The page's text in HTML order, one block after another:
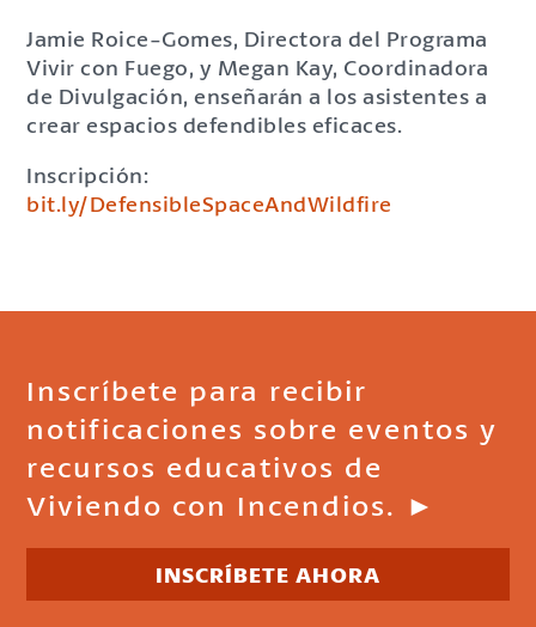
Jamie Roice-Gomes, Directora del Programa
Vivir con Fuego, y Megan Kay, Coordinadora
de Divulgación, enseñarán a los asistentes a
crear espacios defendibles eficaces.
Inscripción:
bit.ly/DefensibleSpaceAndWildfire
Inscríbete para recibir
notificaciones sobre eventos y
recursos educativos de
Viviendo con Incendios. ►
INSCRÍBETE AHORA